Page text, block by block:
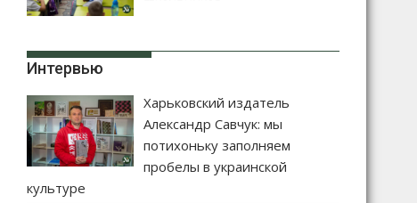
Интервью
Харьковский издатель
Александр Савчук: мы
потихоньку заполняем
пробелы в украинской
культуре